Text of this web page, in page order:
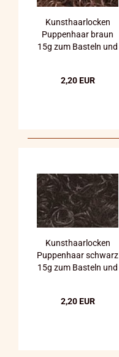
Kunsthaarlocken
Puppenhaar braun
15g zum Basteln und
2,20 EUR
Kunsthaarlocken
Puppenhaar schwarz
15g zum Basteln und
2,20 EUR